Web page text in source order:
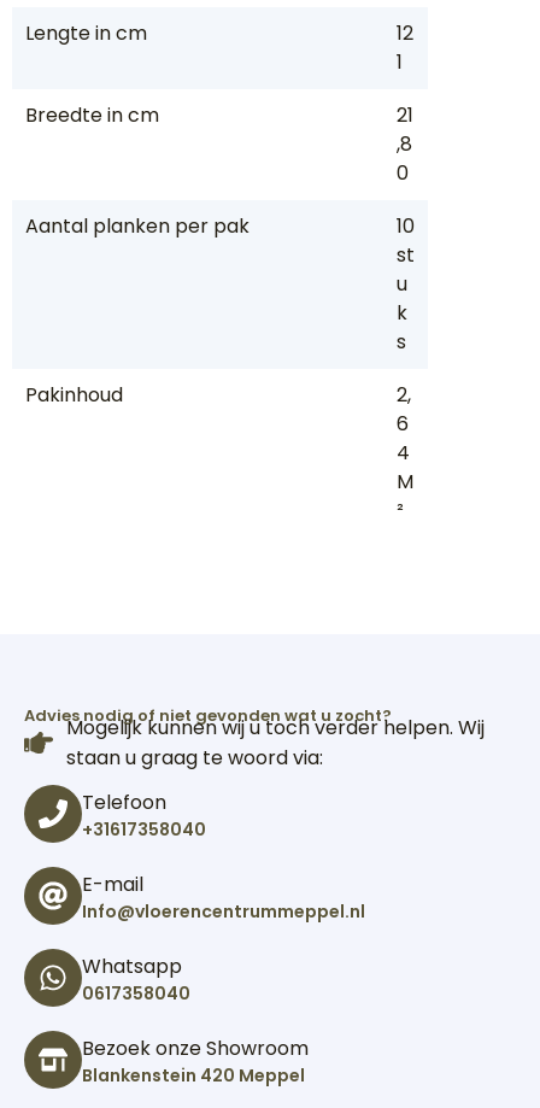
Lengte in cm
12
1
Breedte in cm
21
,8
0
Aantal planken per pak
10
st
u
k
s
Pakinhoud
2,
6
4
M
²
Advies nodig of niet gevonden wat u zocht?
Mogelijk kunnen wij u toch verder helpen. Wij
staan u graag te woord via:
Telefoon
+31617358040
E-mail
Info@vloerencentrummeppel.nl
Whatsapp
0617358040
Bezoek onze Showroom
Blankenstein 420 Meppel